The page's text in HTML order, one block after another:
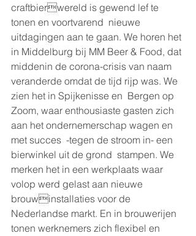
craftbierwereld is gewend lef te
tonen en voortvarend  nieuwe
uitdagingen aan te gaan. We horen het
in Middelburg bij MM Beer & Food, dat
middenin de corona-crisis van naam
veranderde omdat de tijd rijp was. We
zien het in Spijkenisse en  Bergen op
Zoom, waar enthousiaste gasten zich
aan het ondernemerschap wagen en
met succes  -tegen de stroom in- een
bierwinkel uit de grond  stampen. We
merken het in een werkplaats waar
volop werd gelast aan nieuwe
brouwinstallaties voor de
Nederlandse markt. En in brouwerijen
tonen werknemers zich flexibel en